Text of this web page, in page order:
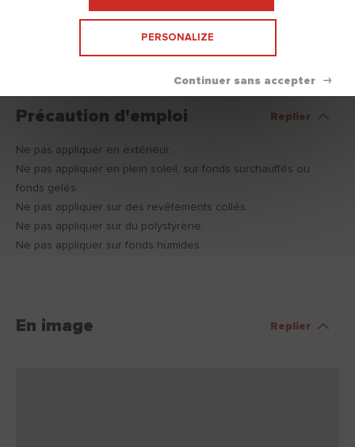
Sur plaque de plâtre avec ou sans isolants à bords amincis et à
Précaution d'emploi Replier
Ne pas appliquer en extérieur.
Ne pas appliquer en plein soleil, sur fonds surchauffés ou
fonds gelés.
Ne pas appliquer sur des revêtements collés.
Ne pas appliquer sur du polystyrène.
Ne pas appliquer sur fonds humides.
En image Replier
PERSONALIZE